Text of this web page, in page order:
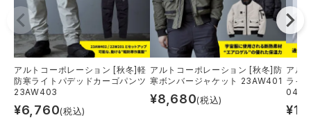
アルトコーポレーション [秋冬]軽
防寒ライトパデッドカーゴパンツ
23AW403
¥6,760(税込)
アルトコーポレーション [秋冬]防
寒ボンバージャケット 23AW401
¥8,680(税込)
アル
ライ
04
¥